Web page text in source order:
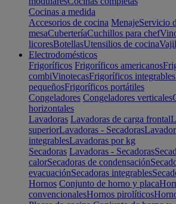
Cocinas a medida
Accesorios de cocina MenajeServicio
mesaCuberteríaCuchillos para chef
licoresBotellasUtensilios de cocina
Electrodomésticos
Frigoríficos Frigoríficos americanos
combiVinotecasFrigoríficos integrables
pequeñosFrigoríficos portátiles
Congeladores Congeladores verticales
horizontales
Lavadoras Lavadoras de carga frontal
superiorLavadoras - Secadoras
integrablesLavadoras por kg
Secadoras Lavadoras - Secadoras
calorSecadoras de condensación
evacuaciónSecadoras integrables
Hornos Conjunto de horno y placa
convencionalesHornos pirolíticos